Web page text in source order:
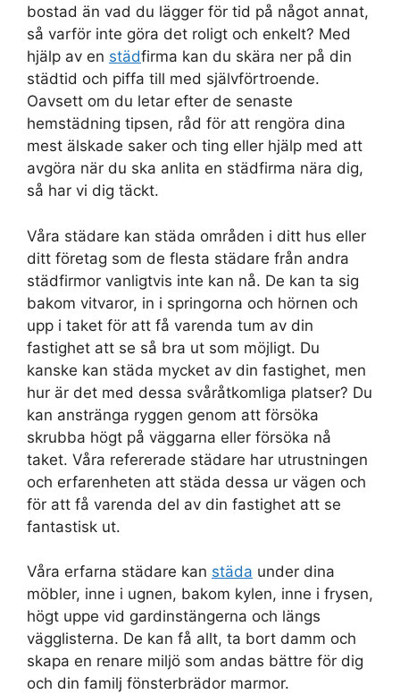
bostad än vad du lägger för tid på något annat,
så varför inte göra det roligt och enkelt? Med
hjälp av en städfirma kan du skära ner på din
städtid och piffa till med självförtroende.
Oavsett om du letar efter de senaste
hemstädning tipsen, råd för att rengöra dina
mest älskade saker och ting eller hjälp med att
avgöra när du ska anlita en städfirma nära dig,
så har vi dig täckt.
Våra städare kan städa områden i ditt hus eller
ditt företag som de flesta städare från andra
städfirmor vanligtvis inte kan nå. De kan ta sig
bakom vitvaror, in i springorna och hörnen och
upp i taket för att få varenda tum av din
fastighet att se så bra ut som möjligt. Du
kanske kan städa mycket av din fastighet, men
hur är det med dessa svåråtkomliga platser? Du
kan anstränga ryggen genom att försöka
skrubba högt på väggarna eller försöka nå
taket. Våra refererade städare har utrustningen
och erfarenheten att städa dessa ur vägen och
för att få varenda del av din fastighet att se
fantastisk ut.
Våra erfarna städare kan städa under dina
möbler, inne i ugnen, bakom kylen, inne i frysen,
högt uppe vid gardinstängerna och längs
vägglisterna. De kan få allt, ta bort damm och
skapa en renare miljö som andas bättre för dig
och din familj fönsterbrädor marmor.